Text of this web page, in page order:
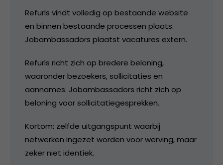
Refurls vindt volledig op bestaande website
en binnen bestaande processen plaats.
Jobambassadors plaatst vacatures extern.
Refurls richt zich op bredere beloning,
waaronder bezoekers, sollicitaties en
aannames. Jobambassadors richt zich op
beloning voor sollicitatiegesprekken.
Kortom: zelfde uitgangspunt waarbij
netwerken ingezet worden voor werving, maar
zeker niet identiek.